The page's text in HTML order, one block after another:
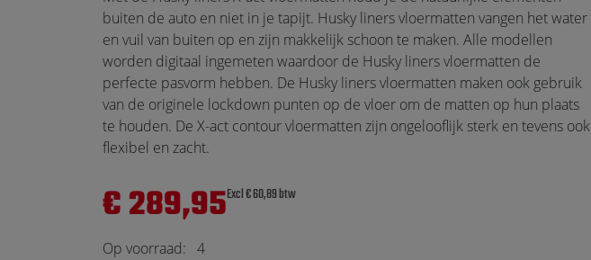
Touch
devices
users
can
use
touch
and
buiten de auto en niet in je tapijt. Husky liners vloermatten vangen het water
en vuil van buiten op en zijn makkelijk schoon te maken. Alle modellen
worden digitaal ingemeten waardoor de Husky liners vloermatten de
perfecte pasvorm hebben. De Husky liners vloermatten maken ook gebruik
van de originele lockdown punten op de vloer om de matten op hun plaats
te houden. De X-act contour vloermatten zijn ongelooflijk sterk en tevens ook
flexibel en zacht.
€ 289,95Excl € 60,89 btw
Op voorraad: 4